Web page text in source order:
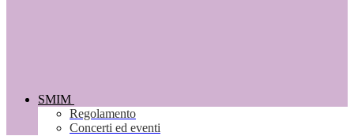
SMIM
Regolamento
Concerti ed eventi